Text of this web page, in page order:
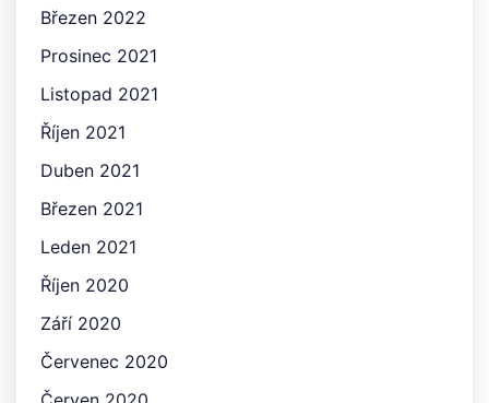
Březen 2022
Prosinec 2021
Listopad 2021
Říjen 2021
Duben 2021
Březen 2021
Leden 2021
Říjen 2020
Září 2020
Červenec 2020